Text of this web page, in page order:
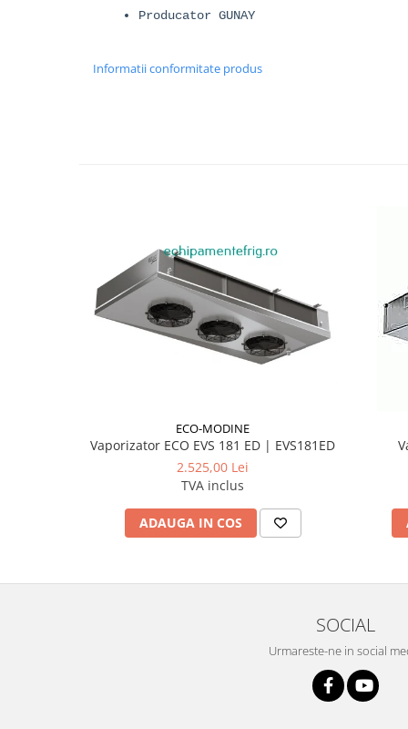
Producator GUNAY
Informatii conformitate produs
ECO-MODINE
Vaporizator ECO EVS 181 ED | EVS181ED
2.525,00 Lei
TVA inclus
ADAUGA IN COS
SOCIAL
Urmareste-ne in social